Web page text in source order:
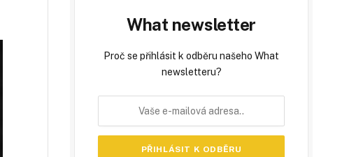
What newsletter
Proč se přihlásit k odběru našeho What
newsletteru?